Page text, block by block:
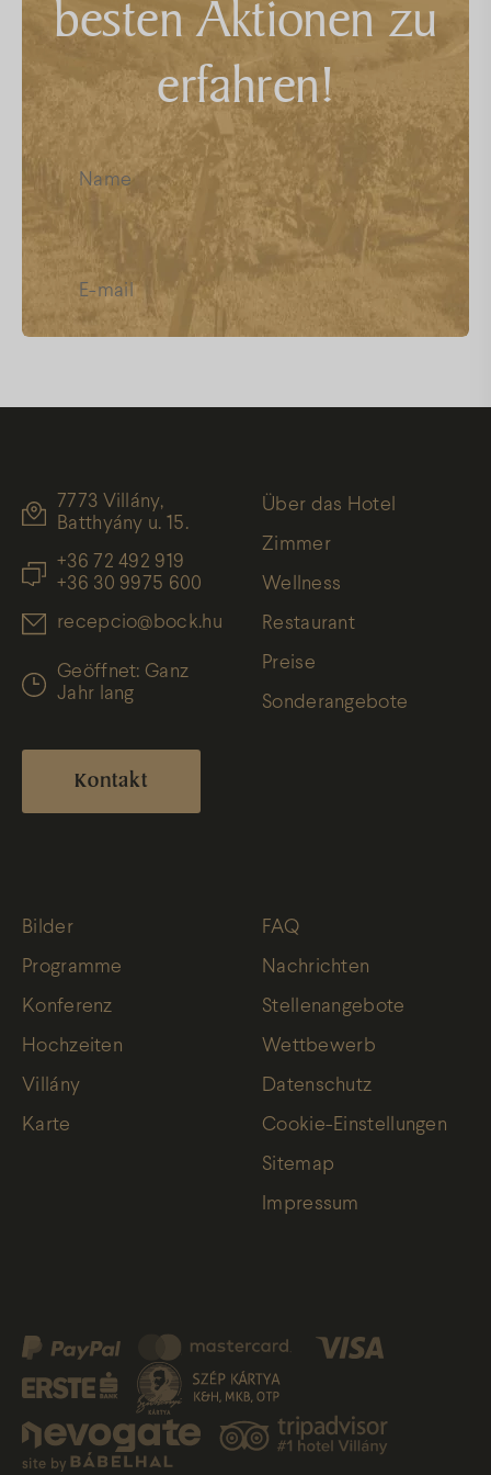
besten Aktionen zu
erfahren!
und akzeptiere sie
7773 Villány,
Batthyány u. 15.
+36 72 492 919
+36 30 9975 600
recepcio@bock.hu
Geöffnet: Ganz
Jahr lang
Kontakt
Über das Hotel
Zimmer
Wellness
Restaurant
Preise
Sonderangebote
Bilder
Programme
Konferenz
Hochzeiten
Villány
Karte
FAQ
Nachrichten
Stellenangebote
Wettbewerb
Datenschutz
Cookie-Einstellungen
Sitemap
Impressum
site by
FAQ
Facebook Instagram Youtube